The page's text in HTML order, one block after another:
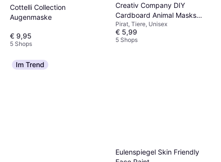
Cottelli Collection
Augenmaske
€ 9,95
5 Shops
Creativ Company DIY
Cardboard Animal Masks
White
Pirat, Tiere, Unisex
€ 5,99
5 Shops
Im Trend
Eulenspiegel Skin Friendly